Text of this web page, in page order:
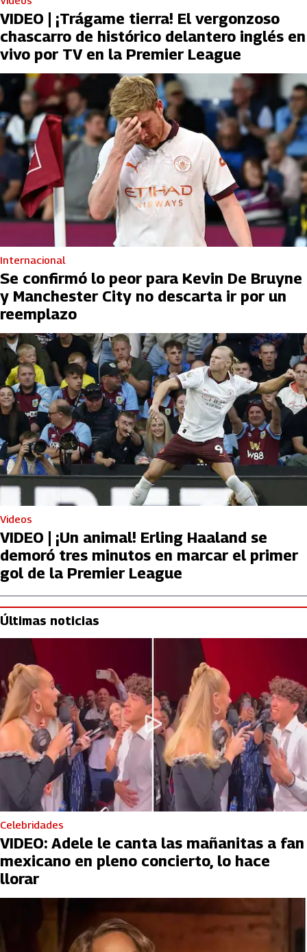
VIDEO | ¡Trágame tierra! El vergonzoso
chascarro de histórico delantero inglés en
vivo por TV en la Premier League
Internacional
Se confirmó lo peor para Kevin De Bruyne
y Manchester City no descarta ir por un
reemplazo
Videos
VIDEO | ¡Un animal! Erling Haaland se
demoró tres minutos en marcar el primer
gol de la Premier League
Últimas noticias
Celebridades
VIDEO: Adele le canta las mañanitas a fan
mexicano en pleno concierto, lo hace
llorar